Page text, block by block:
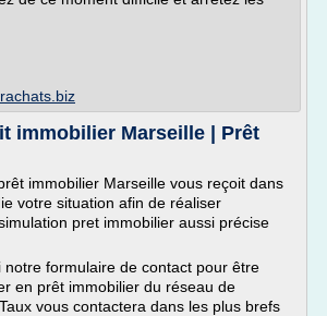
immobilier Marseille | Prêt
immobilier Marseille vous reçoit dans
votre situation afin de réaliser
pret immobilier aussi précise
notre formulaire de contact pour être
en prêt immobilier du réseau de
vous contactera dans les plus brefs